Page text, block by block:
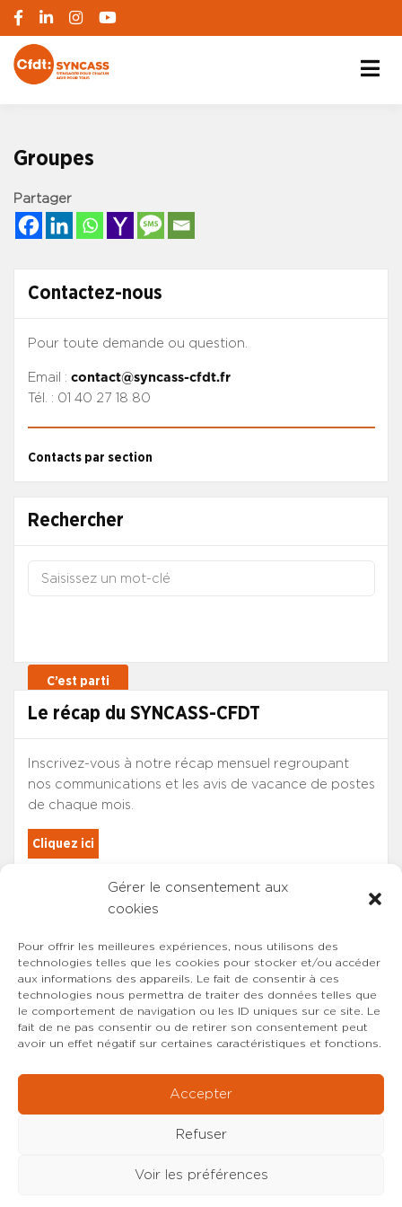
Gérer le consentement aux
cookies
Pour offrir les meilleures expériences, nous utilisons des
technologies telles que les cookies pour stocker et/ou accéder
aux informations des appareils. Le fait de consentir à ces
technologies nous permettra de traiter des données telles que
le comportement de navigation ou les ID uniques sur ce site. Le
fait de ne pas consentir ou de retirer son consentement peut
avoir un effet négatif sur certaines caractéristiques et fonctions.
Accepter
Refuser
Voir les préférences
Contactez-nous
Pour toute demande ou question.
Email : contact@syncass-cfdt.fr
Tél. : 01 40 27 18 80
Contacts par section
Groupes
Partager
Rechercher
Le récap du SYNCASS-CFDT
Inscrivez-vous à notre récap mensuel regroupant
nos communications et les avis de vacance de postes
de chaque mois.
Cliquez ici
Les adhérents du SYNCASS-CFDT
sont automatiquement inscrits.